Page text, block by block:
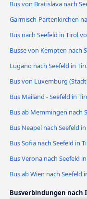
Bus von Bratislava nach
Garmisch-Partenkirchen
Bus nach Seefeld in Tirol
Busse von Kempten nach
Lugano nach Seefeld in
Bus von Luxemburg
Bus Mailand - Seefeld in
Bus ab Memmingen nach
Bus Neapel nach Seefeld
Bus Sofia nach Seefeld in
Bus Verona nach Seefeld
Bus ab Wien nach Seefeld
Busverbindungen nach